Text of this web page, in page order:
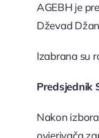
AGEBH je
Dževad
Izabrana su
Predsjednik
Nakon
ovjerivača